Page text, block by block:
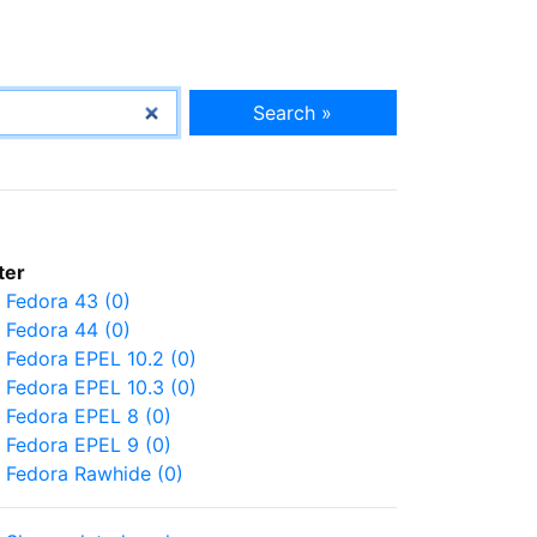
Search »
Fedora 43 (0)
Fedora 44 (0)
Fedora EPEL 10.2 (0)
Fedora EPEL 10.3 (0)
Fedora EPEL 8 (0)
Fedora EPEL 9 (0)
Fedora Rawhide (0)